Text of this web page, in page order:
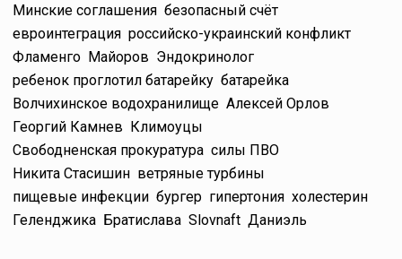
Минские соглашения безопасный счёт
евроинтеграция российско-украинский конфликт
Фламенго Майоров Эндокринолог
ребенок проглотил батарейку батарейка
Волчихинское водохранилище Алексей Орлов
Георгий Камнев Климоуцы
Свободненская прокуратура силы ПВО
Никита Стасишин ветряные турбины
пищевые инфекции бургер гипертония холестерин
Геленджика Братислава Slovnaft Даниэль